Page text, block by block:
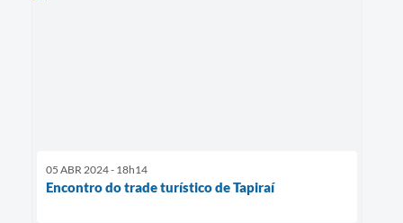
05 ABR 2024 - 18h14
Encontro do trade turístico de Tapiraí